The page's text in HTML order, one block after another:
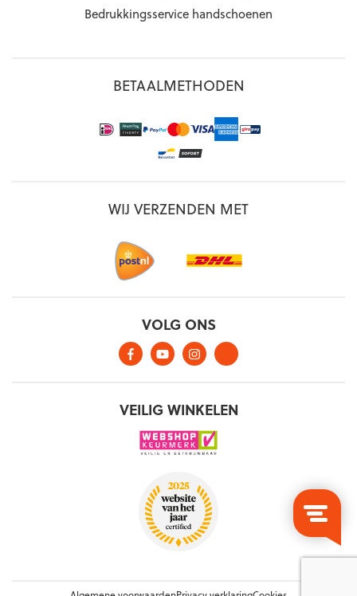
Bedrukkingsservice handschoenen
BETAALMETHODEN
WIJ VERZENDEN MET